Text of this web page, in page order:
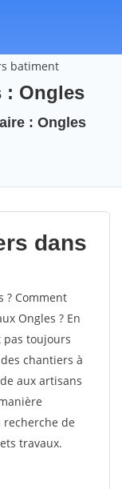
batiment
: Ongles
: Ongles
dans
? Comment
Ongles ? En
toujours
chantiers à
aux artisans
de
travaux.